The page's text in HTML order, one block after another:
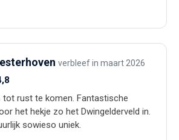
verbleef in maart 2026
tot rust te komen. Fantastische
het hekje zo het Dwingelderveld in.
sowieso uniek.